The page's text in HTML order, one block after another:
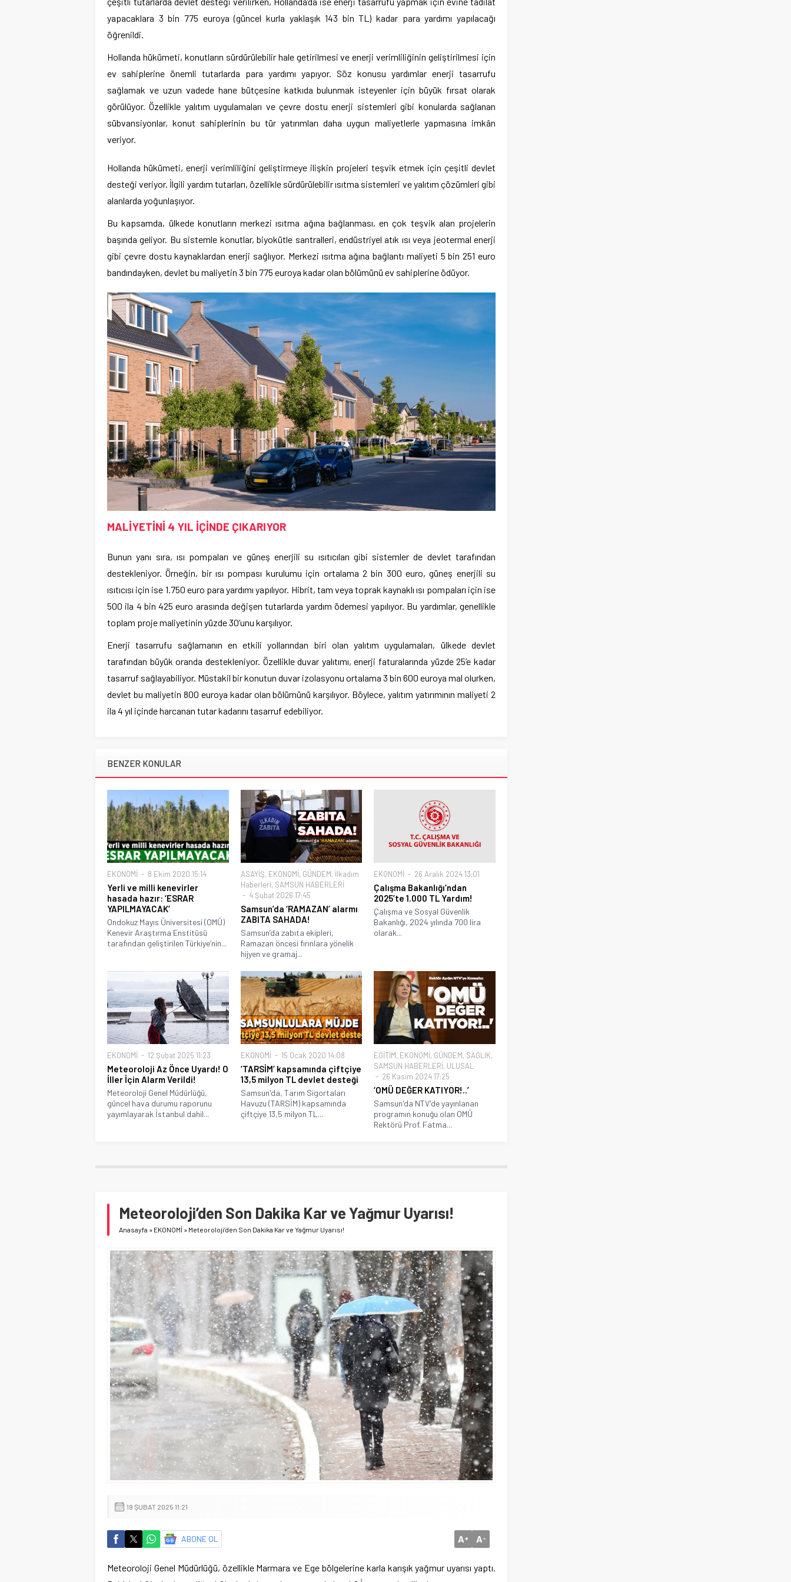
yapacaklara 3 bin 775 euroya (güncel kurla yaklaşık 143 bin TL) kadar para yardımı yapılacağı
öğrenildi.
Hollanda hükümeti, konutların sürdürülebilir hale getirilmesi ve enerji verimliliğinin geliştirilmesi için
ev sahiplerine önemli tutarlarda para yardımı yapıyor. Söz konusu yardımlar enerji tasarrufu
sağlamak ve uzun vadede hane bütçesine katkıda bulunmak isteyenler için büyük fırsat olarak
görülüyor. Özellikle yalıtım uygulamaları ve çevre dostu enerji sistemleri gibi konularda sağlanan
sübvansiyonlar, konut sahiplerinin bu tür yatırımları daha uygun maliyetlerle yapmasına imkân
veriyor.
Hollanda hükümeti, enerji verimliliğini geliştirmeye ilişkin projeleri teşvik etmek için çeşitli devlet
desteği veriyor. İlgili yardım tutarları, özellikle sürdürülebilir ısıtma sistemleri ve yalıtım çözümleri gibi
alanlarda yoğunlaşıyor.
Bu kapsamda, ülkede konutların merkezi ısıtma ağına bağlanması, en çok teşvik alan projelerin
başında geliyor. Bu sistemle konutlar, biyokütle santralleri, endüstriyel atık ısı veya jeotermal enerji
gibi çevre dostu kaynaklardan enerji sağlıyor. Merkezi ısıtma ağına bağlantı maliyeti 5 bin 251 euro
bandındayken, devlet bu maliyetin 3 bin 775 euroya kadar olan bölümünü ev sahiplerine ödüyor.
MALİYETİNİ 4 YIL İÇİNDE ÇIKARIYOR
Bunun yanı sıra, ısı pompaları ve güneş enerjili su ısıtıcıları gibi sistemler de devlet tarafından
destekleniyor. Örneğin, bir ısı pompası kurulumu için ortalama 2 bin 300 euro, güneş enerjili su
ısıtıcısı için ise 1.750 euro para yardımı yapılıyor. Hibrit, tam veya toprak kaynaklı ısı pompaları için ise
500 ila 4 bin 425 euro arasında değişen tutarlarda yardım ödemesi yapılıyor. Bu yardımlar, genellikle
toplam proje maliyetinin yüzde 30’unu karşılıyor.
Enerji tasarrufu sağlamanın en etkili yollarından biri olan yalıtım uygulamaları, ülkede devlet
tarafından büyük oranda destekleniyor. Özellikle duvar yalıtımı, enerji faturalarında yüzde 25’e kadar
tasarruf sağlayabiliyor. Müstakil bir konutun duvar izolasyonu ortalama 3 bin 600 euroya mal olurken,
devlet bu maliyetin 800 euroya kadar olan bölümünü karşılıyor. Böylece, yalıtım yatırımının maliyeti 2
ila 4 yıl içinde harcanan tutar kadarını tasarruf edebiliyor.
BENZER KONULAR
EKONOMİ 8 Ekim 2020 15:14
Yerli ve milli kenevirler
hasada hazır: ‘ESRAR
YAPILMAYACAK’
Ondokuz Mayıs Üniversitesi (OMÜ)
Kenevir Araştırma Enstitüsü
tarafından geliştirilen Türkiye’nin...
ASAYİŞ, EKONOMİ, GÜNDEM, İlkadım
Haberleri, SAMSUN HABERLERİ
4 Şubat 2026 17:45
Samsun’da ‘RAMAZAN’ alarmı
ZABITA SAHADA!
Samsun’da zabıta ekipleri,
Ramazan öncesi fırınlara yönelik
hijyen ve gramaj...
EKONOMİ 26 Aralık 2024 13:01
Çalışma Bakanlığı’ndan
2025’te 1.000 TL Yardım!
Çalışma ve Sosyal Güvenlik
Bakanlığı, 2024 yılında 700 lira
olarak...
EKONOMİ 12 Şubat 2025 11:23
Meteoroloji Az Önce Uyardı! O
İller İçin Alarm Verildi!
Meteoroloji Genel Müdürlüğü,
güncel hava durumu raporunu
yayımlayarak İstanbul dahil...
EKONOMİ 15 Ocak 2020 14:08
‘TARSİM’ kapsamında çiftçiye
13,5 milyon TL devlet desteği
Samsun'da, Tarım Sigortaları
Havuzu (TARSİM) kapsamında
çiftçiye 13,5 milyon TL...
EĞİTİM, EKONOMİ, GÜNDEM, SAĞLIK,
SAMSUN HABERLERİ, ULUSAL
26 Kasım 2024 17:25
‘OMÜ DEĞER KATIYOR!..’
Samsun'da NTV'de yayınlanan
programın konuğu olan OMÜ
Rektörü Prof. Fatma...
Meteoroloji’den Son Dakika Kar ve Yağmur Uyarısı!
Anasayfa » EKONOMİ » Meteoroloji’den Son Dakika Kar ve Yağmur Uyarısı!
19 ŞUBAT 2025 11:21
ABONE OL A+ A-
Meteoroloji Genel Müdürlüğü, özellikle Marmara ve Ege bölgelerine karla karışık yağmur uyarısı yaptı.